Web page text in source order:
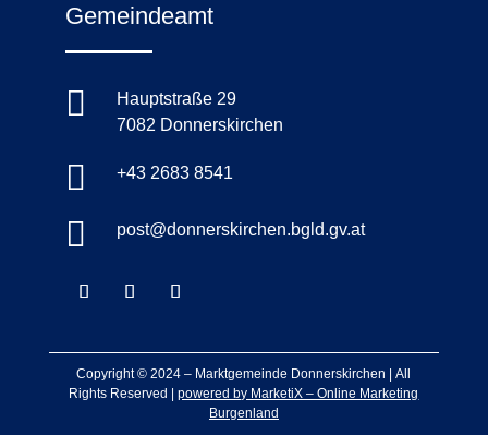
Gemeindeamt

Hauptstraße 29
7082 Donnerskirchen
 +43 2683 8541
 post@donnerskirchen.bgld.gv.at
Copyright © 2024 – Marktgemeinde Donnerskirchen |All
Rights Reserved |powered by MarketiX – Online Marketing
Burgenland